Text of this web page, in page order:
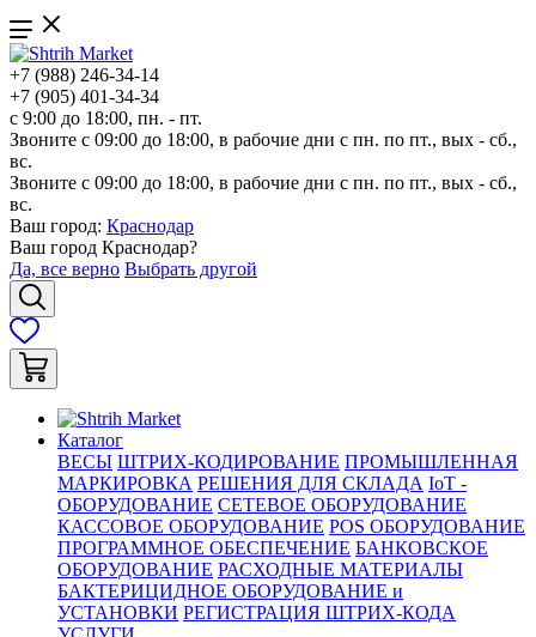
+7 (988) 246-34-14
+7 (905) 401-34-34
с 9:00 до 18:00, пн. - пт.
Звоните с 09:00 до 18:00, в рабочие дни с пн. по пт., вых - сб.,
вс.
Звоните с 09:00 до 18:00, в рабочие дни с пн. по пт., вых - сб.,
вс.
Ваш город: Краснодар
Ваш город Краснодар?
Да, все верно Выбрать другой
Каталог
ВЕСЫ ШТРИХ-КОДИРОВАНИЕ ПРОМЫШЛЕННАЯ
МАРКИРОВКА РЕШЕНИЯ ДЛЯ СКЛАДА IoT -
ОБОРУДОВАНИЕ СЕТЕВОЕ ОБОРУДОВАНИЕ
КАССОВОЕ ОБОРУДОВАНИЕ POS ОБОРУДОВАНИЕ
ПРОГРАММНОЕ ОБЕСПЕЧЕНИЕ БАНКОВСКОЕ
ОБОРУДОВАНИЕ РАСХОДНЫЕ МАТЕРИАЛЫ
БАКТЕРИЦИДНОЕ ОБОРУДОВАНИЕ и
УСТАНОВКИ РЕГИСТРАЦИЯ ШТРИХ-КОДА